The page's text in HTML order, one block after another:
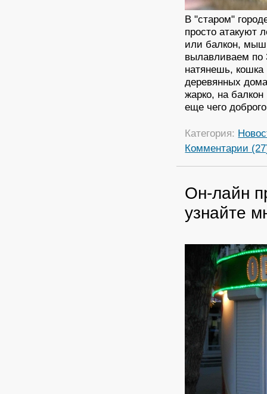
В "старом"
просто атакуют
или балкон,
вылавливаем по
натянешь, кошка
деревянных
жарко, на
еще чего
Категория:
Комментарии
Он-лайн
узнайте